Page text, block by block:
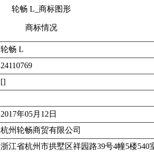
轮畅 L_商标图形
商标情况
轮畅 L
24110769
[]
2017年05月12日
杭州轮畅商贸有限公司
浙江省杭州市拱墅区祥园路39号4幢5楼540